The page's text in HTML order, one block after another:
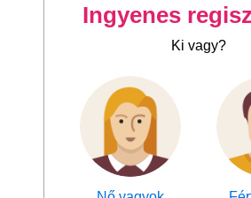
Ingyenes
Ki vagy?